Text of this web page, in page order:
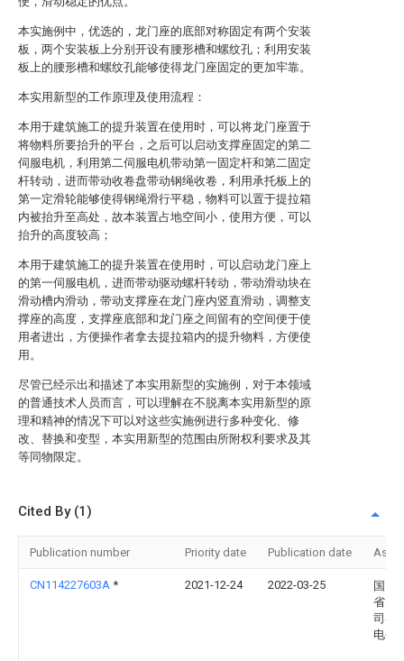
本实施例中，优选的，龙门座的底部对称固定有两个安装
板，两个安装板上分别开设有腰形槽和螺纹孔；利用安装
板上的腰形槽和螺纹孔能够使得龙门座固定的更加牢靠。
本实用新型的工作原理及使用流程：
本用于建筑施工的提升装置在使用时，可以将龙门座置于
将物料所要抬升的平台，之后可以启动支撑座固定的第二
伺服电机，利用第二伺服电机带动第一固定杆和第二固定
杆转动，进而带动收卷盘带动钢绳收卷，利用承托板上的
第一定滑轮能够使得钢绳滑行平稳，物料可以置于提拉箱
内被抬升至高处，故本装置占地空间小，使用方便，可以
抬升的高度较高；
本用于建筑施工的提升装置在使用时，可以启动龙门座上
的第一伺服电机，进而带动驱动螺杆转动，带动滑动块在
滑动槽内滑动，带动支撑座在龙门座内竖直滑动，调整支
撑座的高度，支撑座底部和龙门座之间留有的空间便于使
用者进出，方便操作者拿去提拉箱内的提升物料，方便使
用。
尽管已经示出和描述了本实用新型的实施例，对于本领域
的普通技术人员而言，可以理解在不脱离本实用新型的原
理和精神的情况下可以对这些实施例进行多种变化、修
改、替换和变型，本实用新型的范围由所附权利要求及其
等同物限定。
Cited By (1)
Publication number Priority date Publication date
CN114227603A * 2021-12-24 2022-03-25
国网
省电
司枣
电公